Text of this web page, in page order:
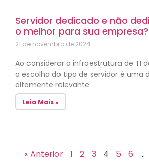
Servidor dedicado e não
o melhor para sua empresa?
21 de novembro de 2024
Ao considerar a infraestrutura de TI
a escolha do tipo de servidor é uma
altamente relevante
Leia Mais »
« Anterior 1 2 3 4 5 6 …